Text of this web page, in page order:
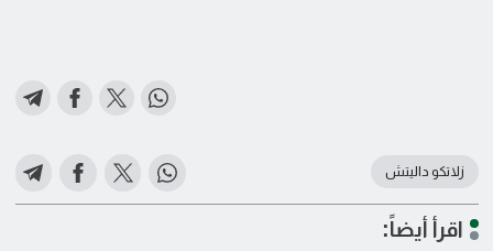
زلاتكو داليتش
اقرأ أيضاً: